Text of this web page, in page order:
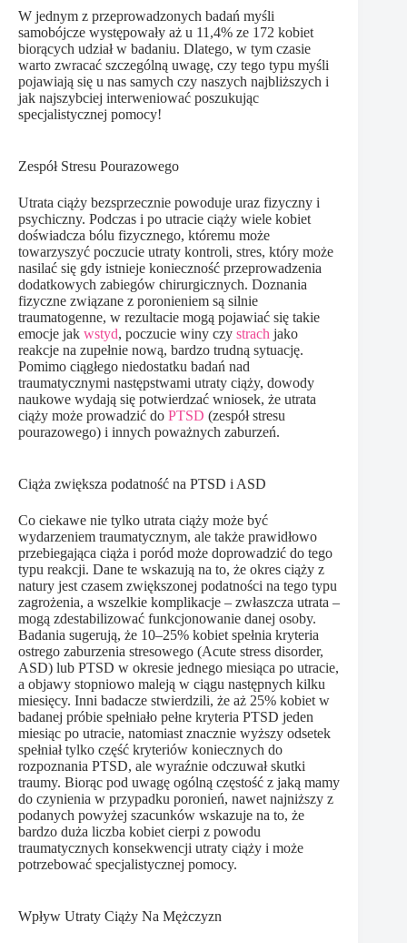
W jednym z przeprowadzonych badań myśli
samobójcze występowały aż u 11,4% ze 172 kobiet
biorących udział w badaniu. Dlatego, w tym czasie
warto zwracać szczególną uwagę, czy tego typu myśli
pojawiają się u nas samych czy naszych najbliższych i
jak najszybciej interweniować poszukując
specjalistycznej pomocy!
Zespół Stresu Pourazowego
Utrata ciąży bezsprzecznie powoduje uraz fizyczny i
psychiczny. Podczas i po utracie ciąży wiele kobiet
doświadcza bólu fizycznego, któremu może
towarzyszyć poczucie utraty kontroli, stres, który może
nasilać się gdy istnieje konieczność przeprowadzenia
dodatkowych zabiegów chirurgicznych. Doznania
fizyczne związane z poronieniem są silnie
traumatogenne, w rezultacie mogą pojawiać się takie
emocje jak wstyd, poczucie winy czy strach jako
reakcje na zupełnie nową, bardzo trudną sytuację.
Pomimo ciągłego niedostatku badań nad
traumatycznymi następstwami utraty ciąży, dowody
naukowe wydają się potwierdzać wniosek, że utrata
ciąży może prowadzić do PTSD (zespół stresu
pourazowego) i innych poważnych zaburzeń.
Ciąża zwiększa podatność na PTSD i ASD
Co ciekawe nie tylko utrata ciąży może być
wydarzeniem traumatycznym, ale także prawidłowo
przebiegająca ciąża i poród może doprowadzić do tego
typu reakcji. Dane te wskazują na to, że okres ciąży z
natury jest czasem zwiększonej podatności na tego typu
zagrożenia, a wszelkie komplikacje – zwłaszcza utrata –
mogą zdestabilizować funkcjonowanie danej osoby.
Badania sugerują, że 10–25% kobiet spełnia kryteria
ostrego zaburzenia stresowego (Acute stress disorder,
ASD) lub PTSD w okresie jednego miesiąca po utracie,
a objawy stopniowo maleją w ciągu następnych kilku
miesięcy. Inni badacze stwierdzili, że aż 25% kobiet w
badanej próbie spełniało pełne kryteria PTSD jeden
miesiąc po utracie, natomiast znacznie wyższy odsetek
spełniał tylko część kryteriów koniecznych do
rozpoznania PTSD, ale wyraźnie odczuwał skutki
traumy. Biorąc pod uwagę ogólną częstość z jaką mamy
do czynienia w przypadku poronień, nawet najniższy z
podanych powyżej szacunków wskazuje na to, że
bardzo duża liczba kobiet cierpi z powodu
traumatycznych konsekwencji utraty ciąży i może
potrzebować specjalistycznej pomocy.
Wpływ Utraty Ciąży Na Mężczyzn